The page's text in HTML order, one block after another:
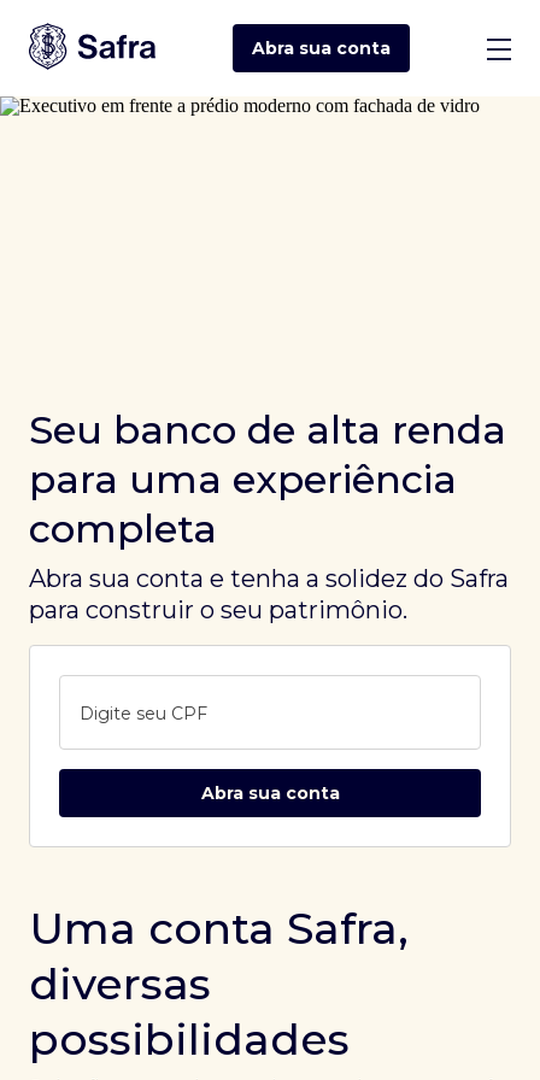
Abra sua conta
Seu banco de alta renda
para uma experiência
completa
Abra sua conta e tenha a solidez do Safra
para construir o seu patrimônio.
Digite seu CPF
Abra sua conta
Uma conta Safra,
diversas
possibilidades